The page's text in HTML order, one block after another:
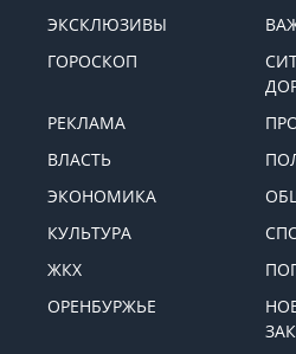
ЭКСКЛЮЗИВЫ
ГОРОСКОП
РЕКЛАМА
ВЛАСТЬ
ЭКОНОМИКА
КУЛЬТУРА
ЖКХ
ОРЕНБУРЖЬЕ